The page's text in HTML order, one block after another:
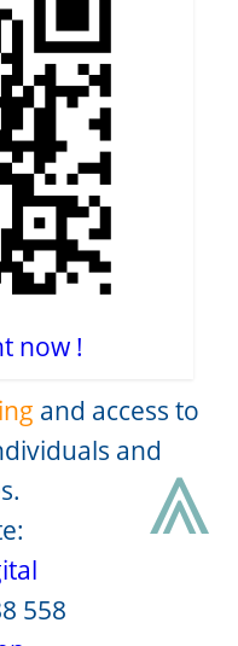
now !
and access to
and
558
⩓